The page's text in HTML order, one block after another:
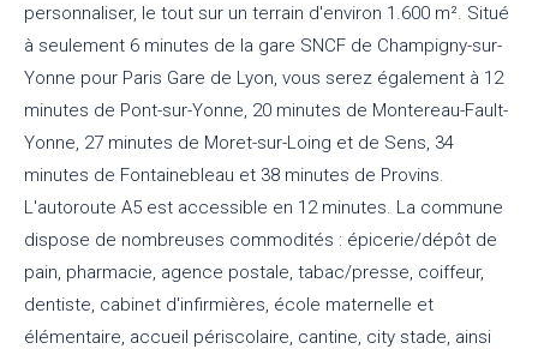
personnaliser, le tout sur un terrain d'environ 1.600 m². Situé
à seulement 6 minutes de la gare SNCF de Champigny-sur-
Yonne pour Paris Gare de Lyon, vous serez également à 12
minutes de Pont-sur-Yonne, 20 minutes de Montereau-Fault-
Yonne, 27 minutes de Moret-sur-Loing et de Sens, 34
minutes de Fontainebleau et 38 minutes de Provins.
L'autoroute A5 est accessible en 12 minutes. La commune
dispose de nombreuses commodités : épicerie/dépôt de
pain, pharmacie, agence postale, tabac/presse, coiffeur,
dentiste, cabinet d'infirmières, école maternelle et
élémentaire, accueil périscolaire, cantine, city stade, ainsi